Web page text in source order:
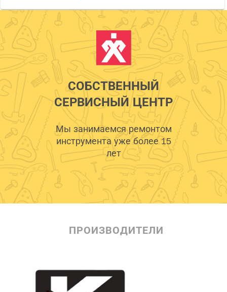
СОБСТВЕННЫЙ
СЕРВИСНЫЙ ЦЕНТР
Мы занимаемся ремонтом
инструмента уже более 15
лет
ПРОИЗВОДИТЕЛИ